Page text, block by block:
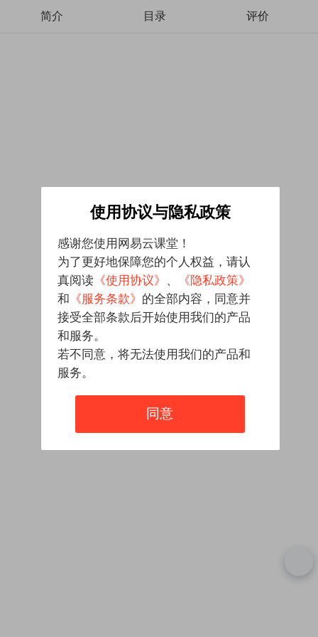
简介 目录 评价
使用协议与隐私政策
感谢您使用网易云课堂！
为了更好地保障您的个人权益，请认
真阅读 《使用协议》 、
《隐私政策》
和 《服务条款》 的全部内容，同意并
接受全部条款后开始使用我们的产品
和服务。
若不同意，将无法使用我们的产品和
服务。
同意